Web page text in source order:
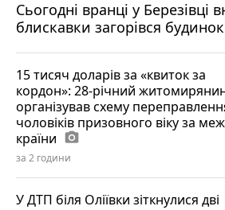
Сьогодні вранці у Березівці
блискавки загорівся будинок
15 тисяч доларів за «квиток за
кордон»: 28-річний
організував схему
чоловіків призовного віку за
країни photo_camera
за 2 години
У ДТП біля Оліївки зіткнулися дві